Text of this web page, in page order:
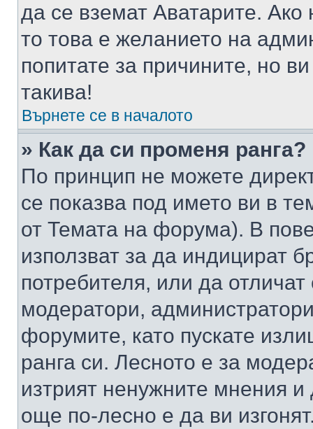
да се вземат Аватарите.
то това е желанието на
попитате за причините, но
такива!
Върнете се в началото
» Как да си променя ранга?
По принцип не можете
се показва под името ви в
от Темата на форума). В
използват за да индицират
потребителя, или да
модератори,
форумите, като пускате
ранга си. Лесното е за
изтрият ненужните мнения
още по-лесно е да ви